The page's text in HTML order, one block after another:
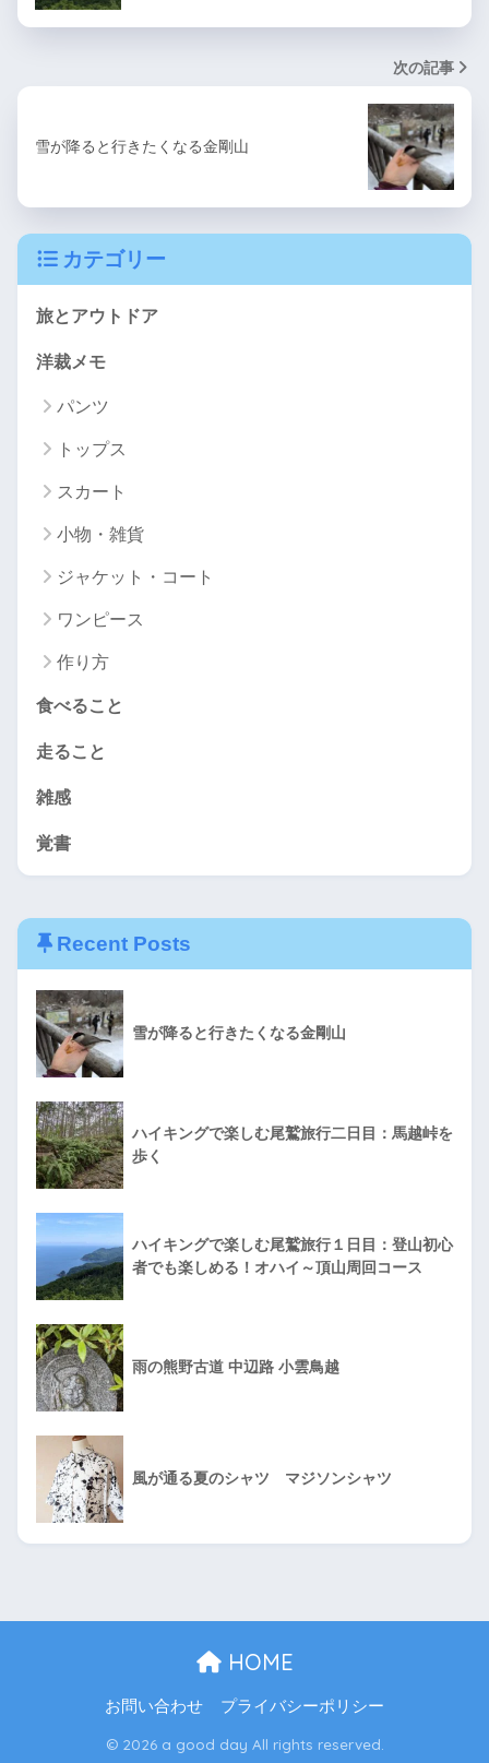
次の記事
雪が降ると行きたくなる金剛山
カテゴリー
旅とアウトドア
洋裁メモ
パンツ
トップス
スカート
小物・雑貨
ジャケット・コート
ワンピース
作り方
食べること
走ること
雑感
覚書
Recent Posts
雪が降ると行きたくなる金剛山
ハイキングで楽しむ尾鷲旅行二日目：馬越峠を
歩く
ハイキングで楽しむ尾鷲旅行１日目：登山初心
者でも楽しめる！オハイ～頂山周回コース
雨の熊野古道 中辺路 小雲鳥越
風が通る夏のシャツ マジソンシャツ
HOME
お問い合わせ プライバシーポリシー
© 2026 a good day All rights reserved.